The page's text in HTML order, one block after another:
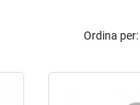
Ordina per: